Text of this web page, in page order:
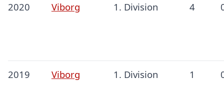
2020 Viborg 1. Division 4
2019 Viborg 1. Division 1